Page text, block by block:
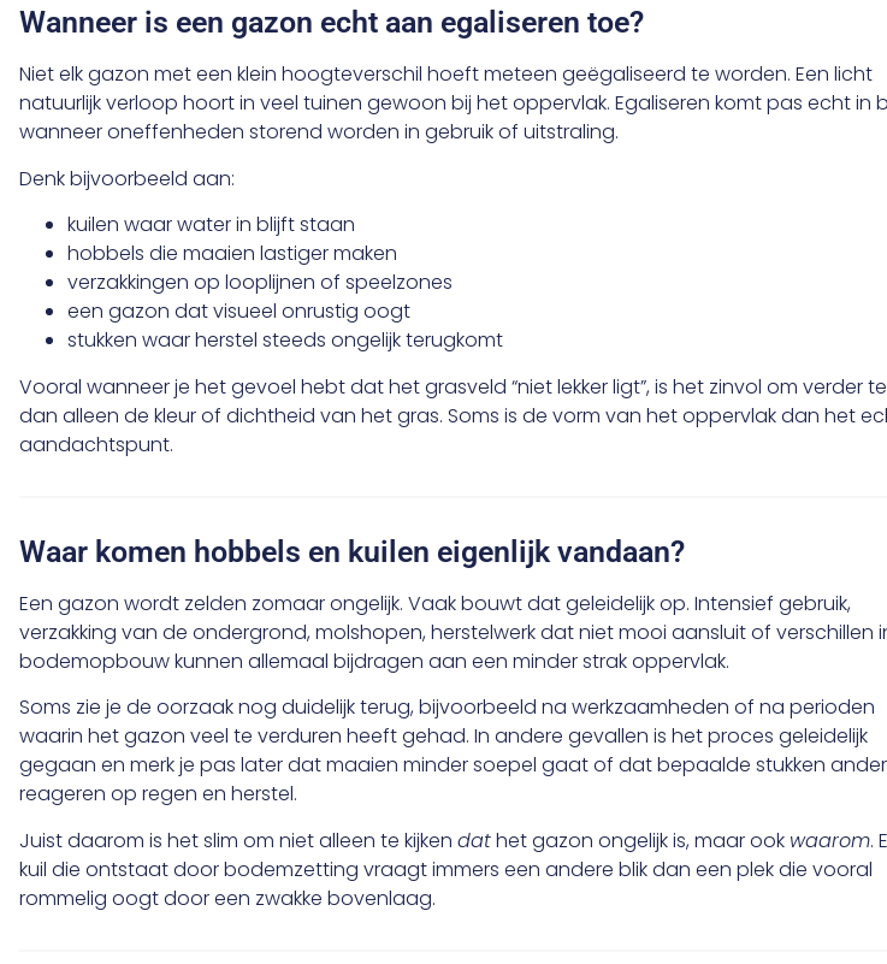
Wanneer is een gazon echt aan egaliseren toe?
Niet elk gazon met een klein hoogteverschil hoeft meteen geëgaliseerd te worden. Een licht
natuurlijk verloop hoort in veel tuinen gewoon bij het oppervlak. Egaliseren komt pas echt in
wanneer oneffenheden storend worden in gebruik of uitstraling.
Denk bijvoorbeeld aan:
kuilen waar water in blijft staan
hobbels die maaien lastiger maken
verzakkingen op looplijnen of speelzones
een gazon dat visueel onrustig oogt
stukken waar herstel steeds ongelijk terugkomt
Vooral wanneer je het gevoel hebt dat het grasveld “niet lekker ligt”, is het zinvol om verder te
dan alleen de kleur of dichtheid van het gras. Soms is de vorm van het oppervlak dan het
aandachtspunt.
Waar komen hobbels en kuilen eigenlijk vandaan?
Een gazon wordt zelden zomaar ongelijk. Vaak bouwt dat geleidelijk op. Intensief gebruik,
verzakking van de ondergrond, molshopen, herstelwerk dat niet mooi aansluit of verschillen
bodemopbouw kunnen allemaal bijdragen aan een minder strak oppervlak.
Soms zie je de oorzaak nog duidelijk terug, bijvoorbeeld na werkzaamheden of na perioden
waarin het gazon veel te verduren heeft gehad. In andere gevallen is het proces geleidelijk
gegaan en merk je pas later dat maaien minder soepel gaat of dat bepaalde stukken
reageren op regen en herstel.
Juist daarom is het slim om niet alleen te kijkendathet gazon ongelijk is, maar ook waarom.
kuil die ontstaat door bodemzetting vraagt immers een andere blik dan een plek die vooral
rommelig oogt door een zwakke bovenlaag.